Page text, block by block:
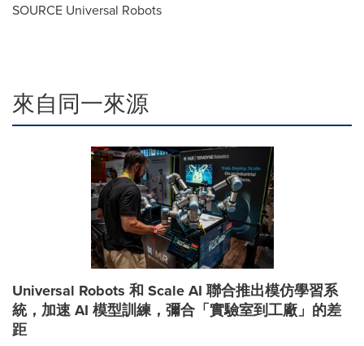
SOURCE Universal Robots
來自同一來源
Universal Robots 和 Scale AI 聯合推出模仿學習系
統，加速 AI 模型訓練，彌合「實驗室到工廠」的差
距